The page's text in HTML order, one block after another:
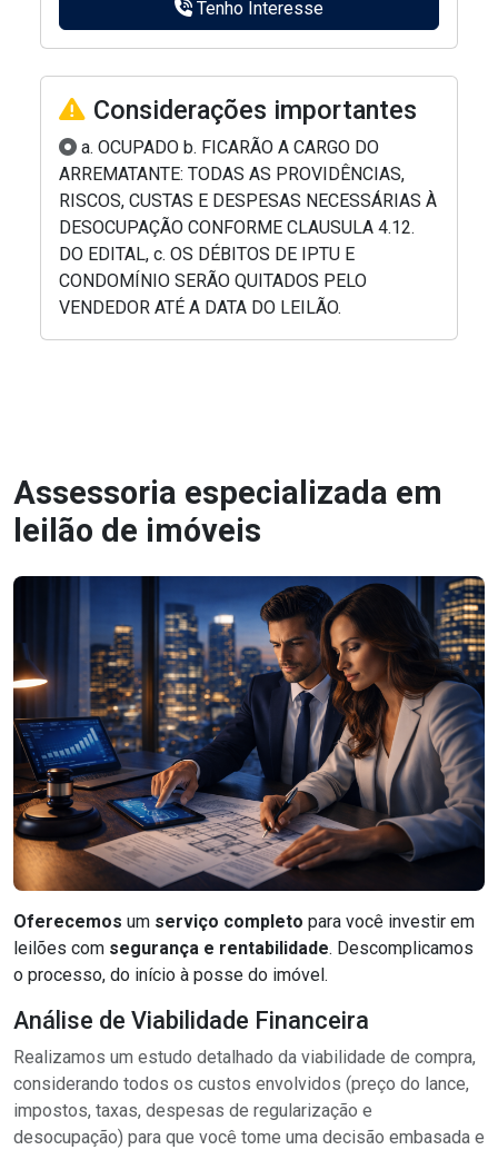
Tenho Interesse
Considerações importantes
a. OCUPADO b. FICARÃO A CARGO DO
ARREMATANTE: TODAS AS PROVIDÊNCIAS,
RISCOS, CUSTAS E DESPESAS NECESSÁRIAS À
DESOCUPAÇÃO CONFORME CLAUSULA 4.12.
DO EDITAL, c. OS DÉBITOS DE IPTU E
CONDOMÍNIO SERÃO QUITADOS PELO
VENDEDOR ATÉ A DATA DO LEILÃO.
Assessoria especializada em
leilão de imóveis
Oferecemos um serviço completo para você investir em
leilões com segurança e rentabilidade. Descomplicamos
o processo, do início à posse do imóvel.
Análise de Viabilidade Financeira
Realizamos um estudo detalhado da viabilidade de compra,
considerando todos os custos envolvidos (preço do lance,
impostos, taxas, despesas de regularização e
desocupação) para que você tome uma decisão embasada e